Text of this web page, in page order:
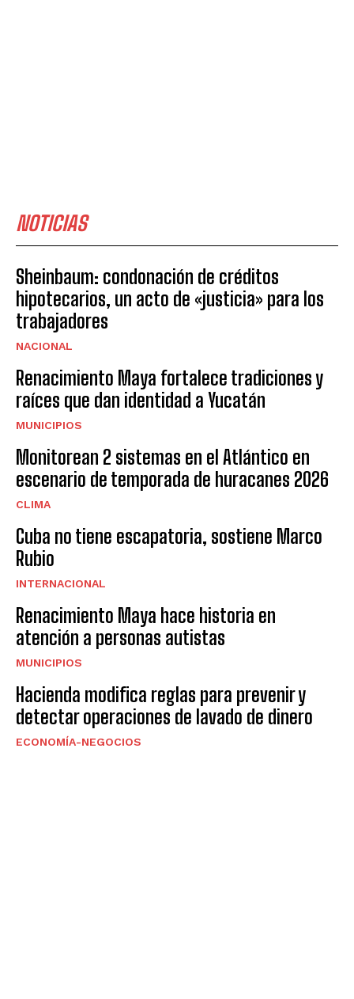
NOTICIAS
Sheinbaum: condonación de créditos
hipotecarios, un acto de «justicia» para los
trabajadores
NACIONAL
Renacimiento Maya fortalece tradiciones y
raíces que dan identidad a Yucatán
MUNICIPIOS
Monitorean 2 sistemas en el Atlántico en
escenario de temporada de huracanes 2026
CLIMA
Cuba no tiene escapatoria, sostiene Marco
Rubio
INTERNACIONAL
Renacimiento Maya hace historia en
atención a personas autistas
MUNICIPIOS
Hacienda modifica reglas para prevenir y
detectar operaciones de lavado de dinero
ECONOMÍA-NEGOCIOS